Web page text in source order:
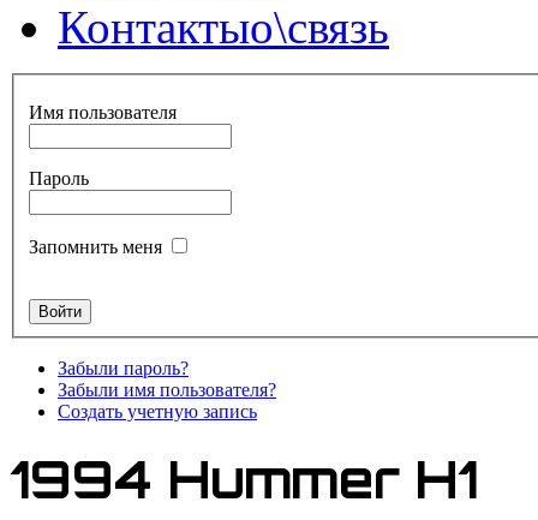
Контактыо\связь
Имя пользователя
Пароль
Запомнить меня
Забыли пароль?
Забыли имя пользователя?
Создать учетную запись
1994 Hummer H1